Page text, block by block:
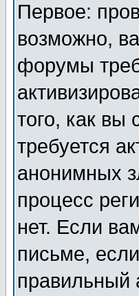
Первое:
возможно,
форумы
того, как вы
требуется
анонимных
процесс
нет. Если
письме,
правильный